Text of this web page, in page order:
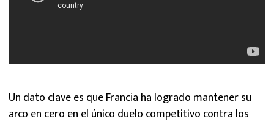
Un dato clave es que Francia ha logrado mantener su
arco en cero en el único duelo competitivo contra los